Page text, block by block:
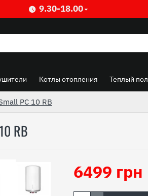
9.30-18.00
Котлы отопления Теплый пол
PC 10 RB
RB
6499 грн